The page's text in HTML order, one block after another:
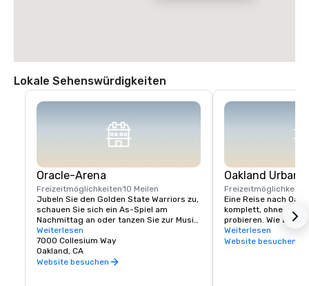
Lokale Sehenswürdigkeiten
Oracle-Arena
Freizeitmöglichkeiten10 Meilen
Jubeln Sie den Golden State Warriors zu,
schauen Sie sich ein As-Spiel am
Nachmittag an oder tanzen Sie zur Musik
einiger Ihrer Lieblingskünstler!
Weiterlesen
7000 Collesium Way
Oakland, CA
Website besuchen
Oakland Urban
Freizeitmöglichkeiten
Eine Reise nach
komplett, ohne ein
probieren. Wie alles
auch unsere
anders. Die
Weiterlesen
Website besuchen